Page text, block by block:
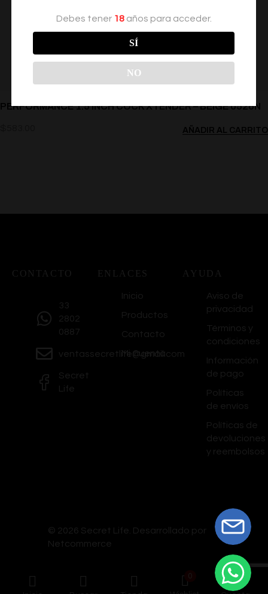
PERFORMANCE 1.5 INCH COCK XTENDER – BEIGE 0526N
AÑADIR AL CARRITO
CONTACTO
33
2802
0887
ventassecretlife@gmail.com
Secret
Life
ENLACES
Inicio
Productos
Contacto
Mi Cuenta
AYUDA
Aviso de
privacidad
Términos y
condiciones
Información
de pago
Políticas
de envíos
Políticas de
devoluciones
y reembolsos
© 2026 Secret Life. Desarrollado por
Netcommerce
0
Debes tener 18años para acceder.
SÍ
NO